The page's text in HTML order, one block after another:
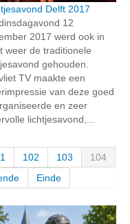
Delft 2017
12
2017 werd ook in
weer de traditionele
gehouden.
TV maakte een
van deze goed
en zeer
lichtjesavond,...
102 103
104
Einde